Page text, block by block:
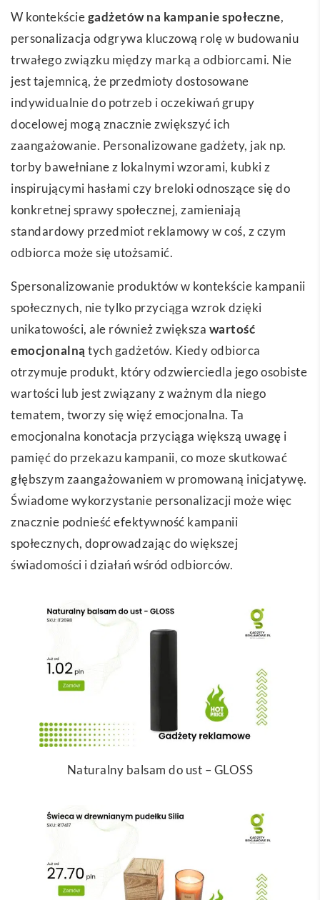
W kontekściegadżetów na kampanie społeczne,
personalizacja odgrywa kluczową rolę w budowaniu
trwałego związku między marką a odbiorcami. Nie
jest tajemnicą, że przedmioty dostosowane
indywidualnie do potrzeb i oczekiwań grupy
docelowej mogą znacznie zwiększyć ich
zaangażowanie. Personalizowane gadżety, jak np.
torby bawełniane z lokalnymi wzorami, kubki z
inspirującymi hasłami czy breloki odnoszące się do
konkretnej sprawy społecznej, zamieniają
standardowy przedmiot reklamowy w coś, z czym
odbiorca może się utożsamić.
Spersonalizowanie produktów w kontekście kampanii
społecznych, nie tylko przyciąga wzrok dzięki
unikatowości, ale również zwiększa wartość
emocjonalną tych gadżetów. Kiedy odbiorca
otrzymuje produkt, który odzwierciedla jego osobiste
wartości lub jest związany z ważnym dla niego
tematem, tworzy się więź emocjonalna. Ta
emocjonalna konotacja przyciąga większą uwagę i
pamięć do przekazu kampanii, co moze skutkować
głębszym zaangażowaniem w promowaną inicjatywę.
Świadome wykorzystanie personalizacji może więc
znacznie podnieść efektywność kampanii
społecznych, doprowadzając do większej
świadomości i działań wśród odbiorców.
Naturalny balsam do ust – GLOSS